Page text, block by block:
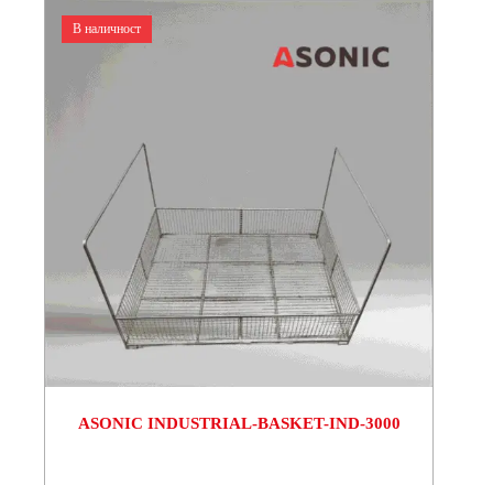
В наличност
ASONIC INDUSTRIAL-BASKET-IND-3000